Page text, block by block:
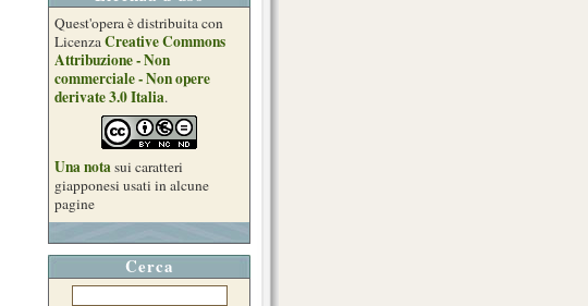
Quest'opera è distribuita con
LicenzaCreative Commons
Attribuzione - Non
commerciale - Non opere
derivate 3.0 Italia.
Una notasui caratteri
giapponesi usati in alcune
pagine
Cerca